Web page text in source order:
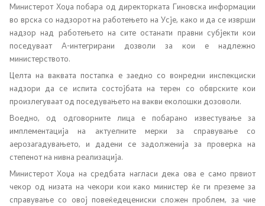
Конвенции
Документи
Стратегии
Програми
Планови
Регистри
Листа согласно закон за квалитет на воздух
Министерот Хоџа побара од директорката Гиновска информации
во врска со надзорот на работењето на Усје, како и да се изврши
надзор над работењето на сите останати правни субјекти кои
поседуваат А-интегрирани дозволи за кои е надлежно
министерството.
Целта на ваквата постапка е заедно со вонредни инспекциски
надзори да се испита состојбата на терен со обврските кои
произлегуваат од поседувањето на вакви еколошки дозоволи.
Воедно, од одговорните лица е побарано известување за
имплементација на актуелните мерки за справување со
аерозагадувањето, и дадени се задолженија за проверка на
степенот на нивна реализација.
Министерот Хоџа на средбата нагласи дека ова е само првиот
чекор од низата на чекори кои како министер ќе ги преземе за
справување со овој повеќедецениски сложен проблем, за чие